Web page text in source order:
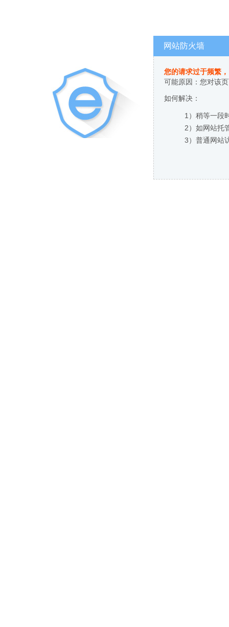
网站防火墙
您的请求过于频繁
可能原因：您对该
如何解决：
1）稍等一段
2）如网站托
3）普通网站